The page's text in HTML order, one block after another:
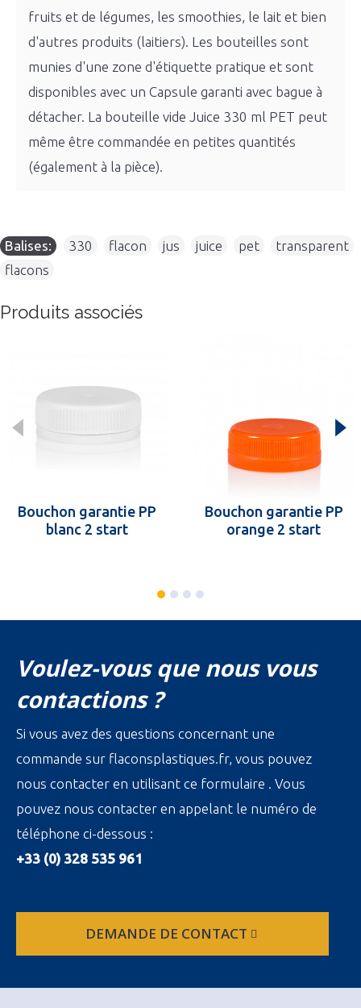
fruits et de légumes, les smoothies, le lait et bien
d'autres produits (laitiers). Les bouteilles sont
munies d'une zone d'étiquette pratique et sont
disponibles avec un Capsule garanti avec bague à
détacher. La bouteille vide Juice 330 ml PET peut
même être commandée en petites quantités
(également à la pièce).
Balises: 330 flacon jus juice pet transparent
flacons
Produits associés
Bouchon garantie PP
blanc 2 start
Bouchon garantie PP
orange 2 start
Voulez-vous que nous vous
contactions ?
Si vous avez des questions concernant une
commande sur flaconsplastiques.fr, vous pouvez
nous contacter en utilisant ce formulaire . Vous
pouvez nous contacter en appelant le numéro de
téléphone ci-dessous :
+33 (0) 328 535 961
DEMANDE DE CONTACT